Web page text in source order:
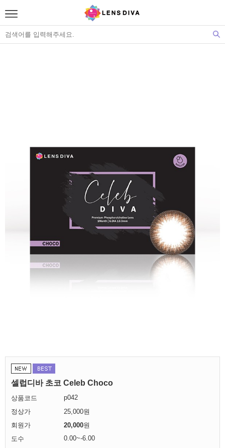
셀럽디바 초코 Celeb Choco
상품코드
p042
정상가
25,000원
회원가
20,000원
도수
0.00~-6.00